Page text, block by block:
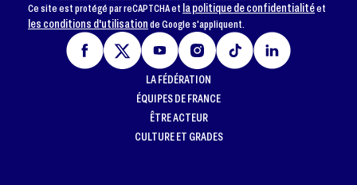
Ce site est protégé par reCAPTCHA et la politique de confidentialitéet
les conditions d'utilisationde Google s'appliquent.
LA FÉDÉRATION
ÉQUIPES DE FRANCE
ÊTRE ACTEUR
CULTURE ET GRADES